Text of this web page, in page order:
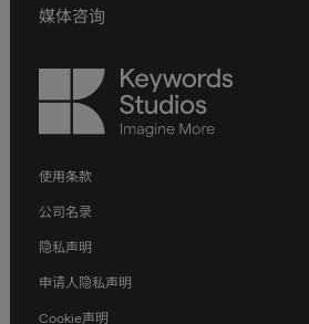
媒体咨询
Keywords
Studios
使用条款
公司名录
隐私声明
申请人隐私声明
Cookie声明